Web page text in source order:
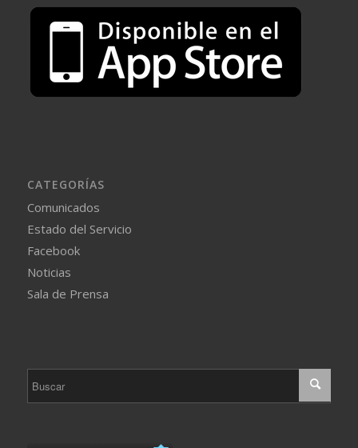
CATEGORÍAS
Comunicados
Estado del Servicio
Facebook
Noticias
Sala de Prensa